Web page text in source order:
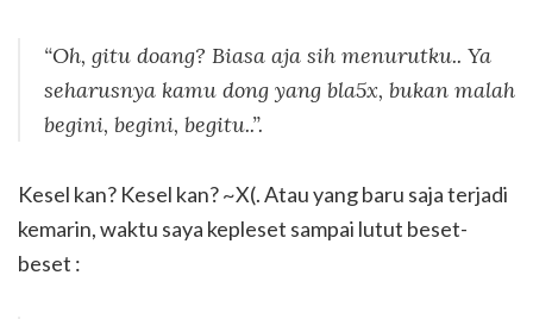
“Oh, gitu doang? Biasa aja sih menurutku.. Ya
seharusnya kamu dong yang bla5x, bukan malah
begini, begini, begitu..”.
Kesel kan? Kesel kan? ~X(. Atau yang baru saja terjadi
kemarin, waktu saya kepleset sampai lutut beset-
beset :